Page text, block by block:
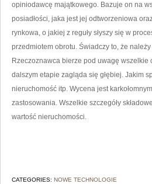
opiniodawcę majątkowego. Bazuje on na
posiadłości, jaka jest jej odtworzeniowa
rynkowa, o jakiej z reguły słyszy się w
przedmiotem obrotu. Świadczy to, że
Rzeczoznawca bierze pod uwagę wszelkie
dalszym etapie zagląda się głębiej. Jakim
nieruchomość itp. Wycena jest
zastosowania. Wszelkie szczegóły
wartość nieruchomości.
CATEGORIES: NOWE TECHNOLOGIE